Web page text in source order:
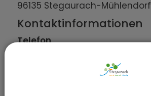
96135 Stegaurach-Mühlendorf
Kontaktinformationen
Telefon